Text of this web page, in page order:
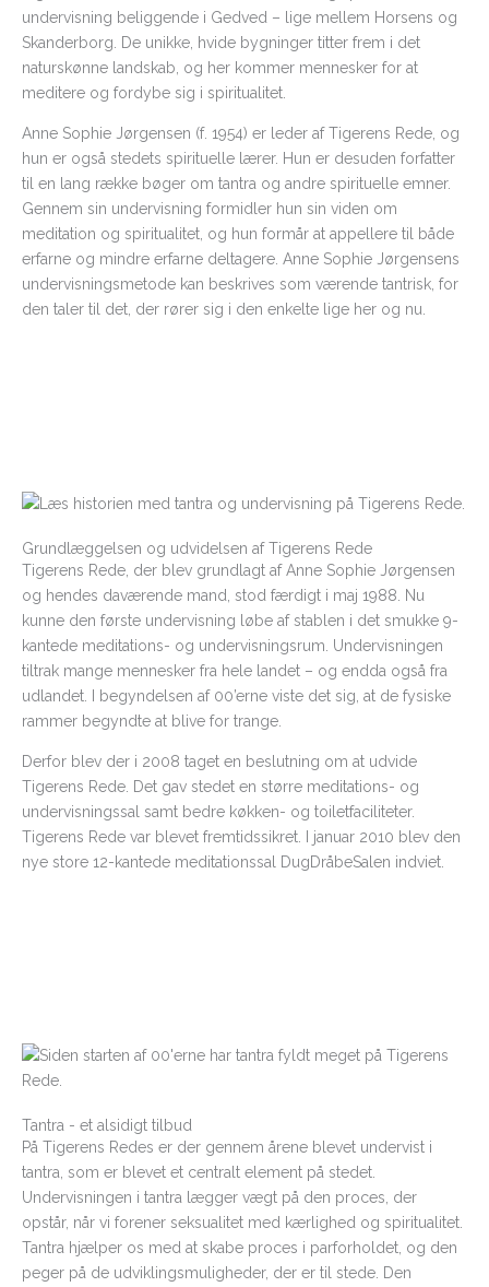
undervisning beliggende i Gedved – lige mellem Horsens og
Skanderborg. De unikke, hvide bygninger titter frem i det
naturskønne landskab, og her kommer mennesker for at
meditere og fordybe sig i spiritualitet.
Anne Sophie Jørgensen (f. 1954) er leder af Tigerens Rede, og
hun er også stedets spirituelle lærer. Hun er desuden forfatter
til en lang række bøger om tantra og andre spirituelle emner.
Gennem sin undervisning formidler hun sin viden om
meditation og spiritualitet, og hun formår at appellere til både
erfarne og mindre erfarne deltagere. Anne Sophie Jørgensens
undervisningsmetode kan beskrives som værende tantrisk, for
den taler til det, der rører sig i den enkelte lige her og nu.
Grundlæggelsen og udvidelsen af Tigerens Rede
Tigerens Rede, der blev grundlagt af Anne Sophie Jørgensen
og hendes daværende mand, stod færdigt i maj 1988. Nu
kunne den første undervisning løbe af stablen i det smukke 9-
kantede meditations- og undervisningsrum. Undervisningen
tiltrak mange mennesker fra hele landet – og endda også fra
udlandet. I begyndelsen af 00’erne viste det sig, at de fysiske
rammer begyndte at blive for trange.
Derfor blev der i 2008 taget en beslutning om at udvide
Tigerens Rede. Det gav stedet en større meditations- og
undervisningssal samt bedre køkken- og toiletfaciliteter.
Tigerens Rede var blevet fremtidssikret. I januar 2010 blev den
nye store 12-kantede meditationssal DugDråbeSalen indviet.
Tantra - et alsidigt tilbud
På Tigerens Redes er der gennem årene blevet undervist i
tantra, som er blevet et centralt element på stedet.
Undervisningen i tantra lægger vægt på den proces, der
opstår, når vi forener seksualitet med kærlighed og spiritualitet.
Tantra hjælper os med at skabe proces i parforholdet, og den
peger på de udviklingsmuligheder, der er til stede. Den